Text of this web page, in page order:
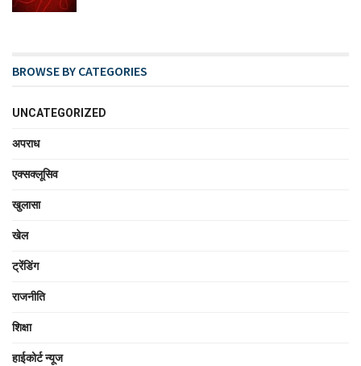
BROWSE BY CATEGORIES
UNCATEGORIZED
अपराध
एक्सक्लूसिव
खुलासा
खेल
ट्रेंडिंग
राजनीति
शिक्षा
हाईकोर्ट न्यूज